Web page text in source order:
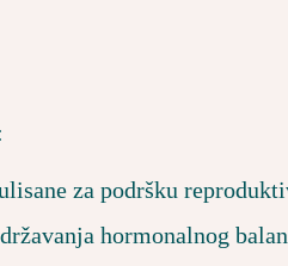
za podršku
hormonalnog